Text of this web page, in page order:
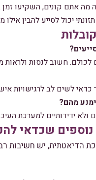
מה אתם קונים, השקיעו זמן
תזונתי יכול לסייע להבין
לכולם. חשוב לנסות
כדאי לשים לב לרגישויות
מהם?
ולא ידידותיים למערכת
שכדאי
הדיאטתית, יש חשיבות